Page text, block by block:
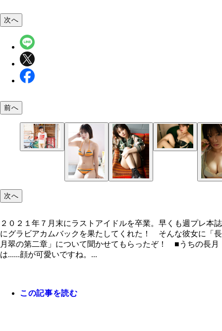
次へ
前へ
次へ
２０２１年７月末にラストアイドルを卒業。早くも週プレ本誌
にグラビアカムバックを果たしてくれた！ そんな彼女に「長
月翠の第二章」について聞かせてもらったぞ！ ■うちの長月
は......顔が可愛いですね。...
この記事を読む